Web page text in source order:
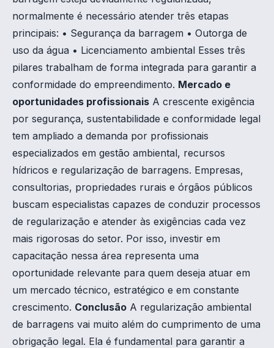
normalmente é necessário atender três etapas
principais: • Segurança da barragem • Outorga de
uso da água • Licenciamento ambiental Esses três
pilares trabalham de forma integrada para garantir a
conformidade do empreendimento. Mercado e
oportunidades profissionais A crescente exigência
por segurança, sustentabilidade e conformidade legal
tem ampliado a demanda por profissionais
especializados em gestão ambiental, recursos
hídricos e regularização de barragens. Empresas,
consultorias, propriedades rurais e órgãos públicos
buscam especialistas capazes de conduzir processos
de regularização e atender às exigências cada vez
mais rigorosas do setor. Por isso, investir em
capacitação nessa área representa uma
oportunidade relevante para quem deseja atuar em
um mercado técnico, estratégico e em constante
crescimento. Conclusão A regularização ambiental
de barragens vai muito além do cumprimento de uma
obrigação legal. Ela é fundamental para garantir a